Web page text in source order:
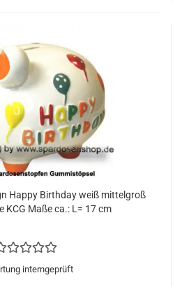
Happy Birthday weiß mittelgroß
KCG Maße ca.: L= 17 cm
interngeprüft